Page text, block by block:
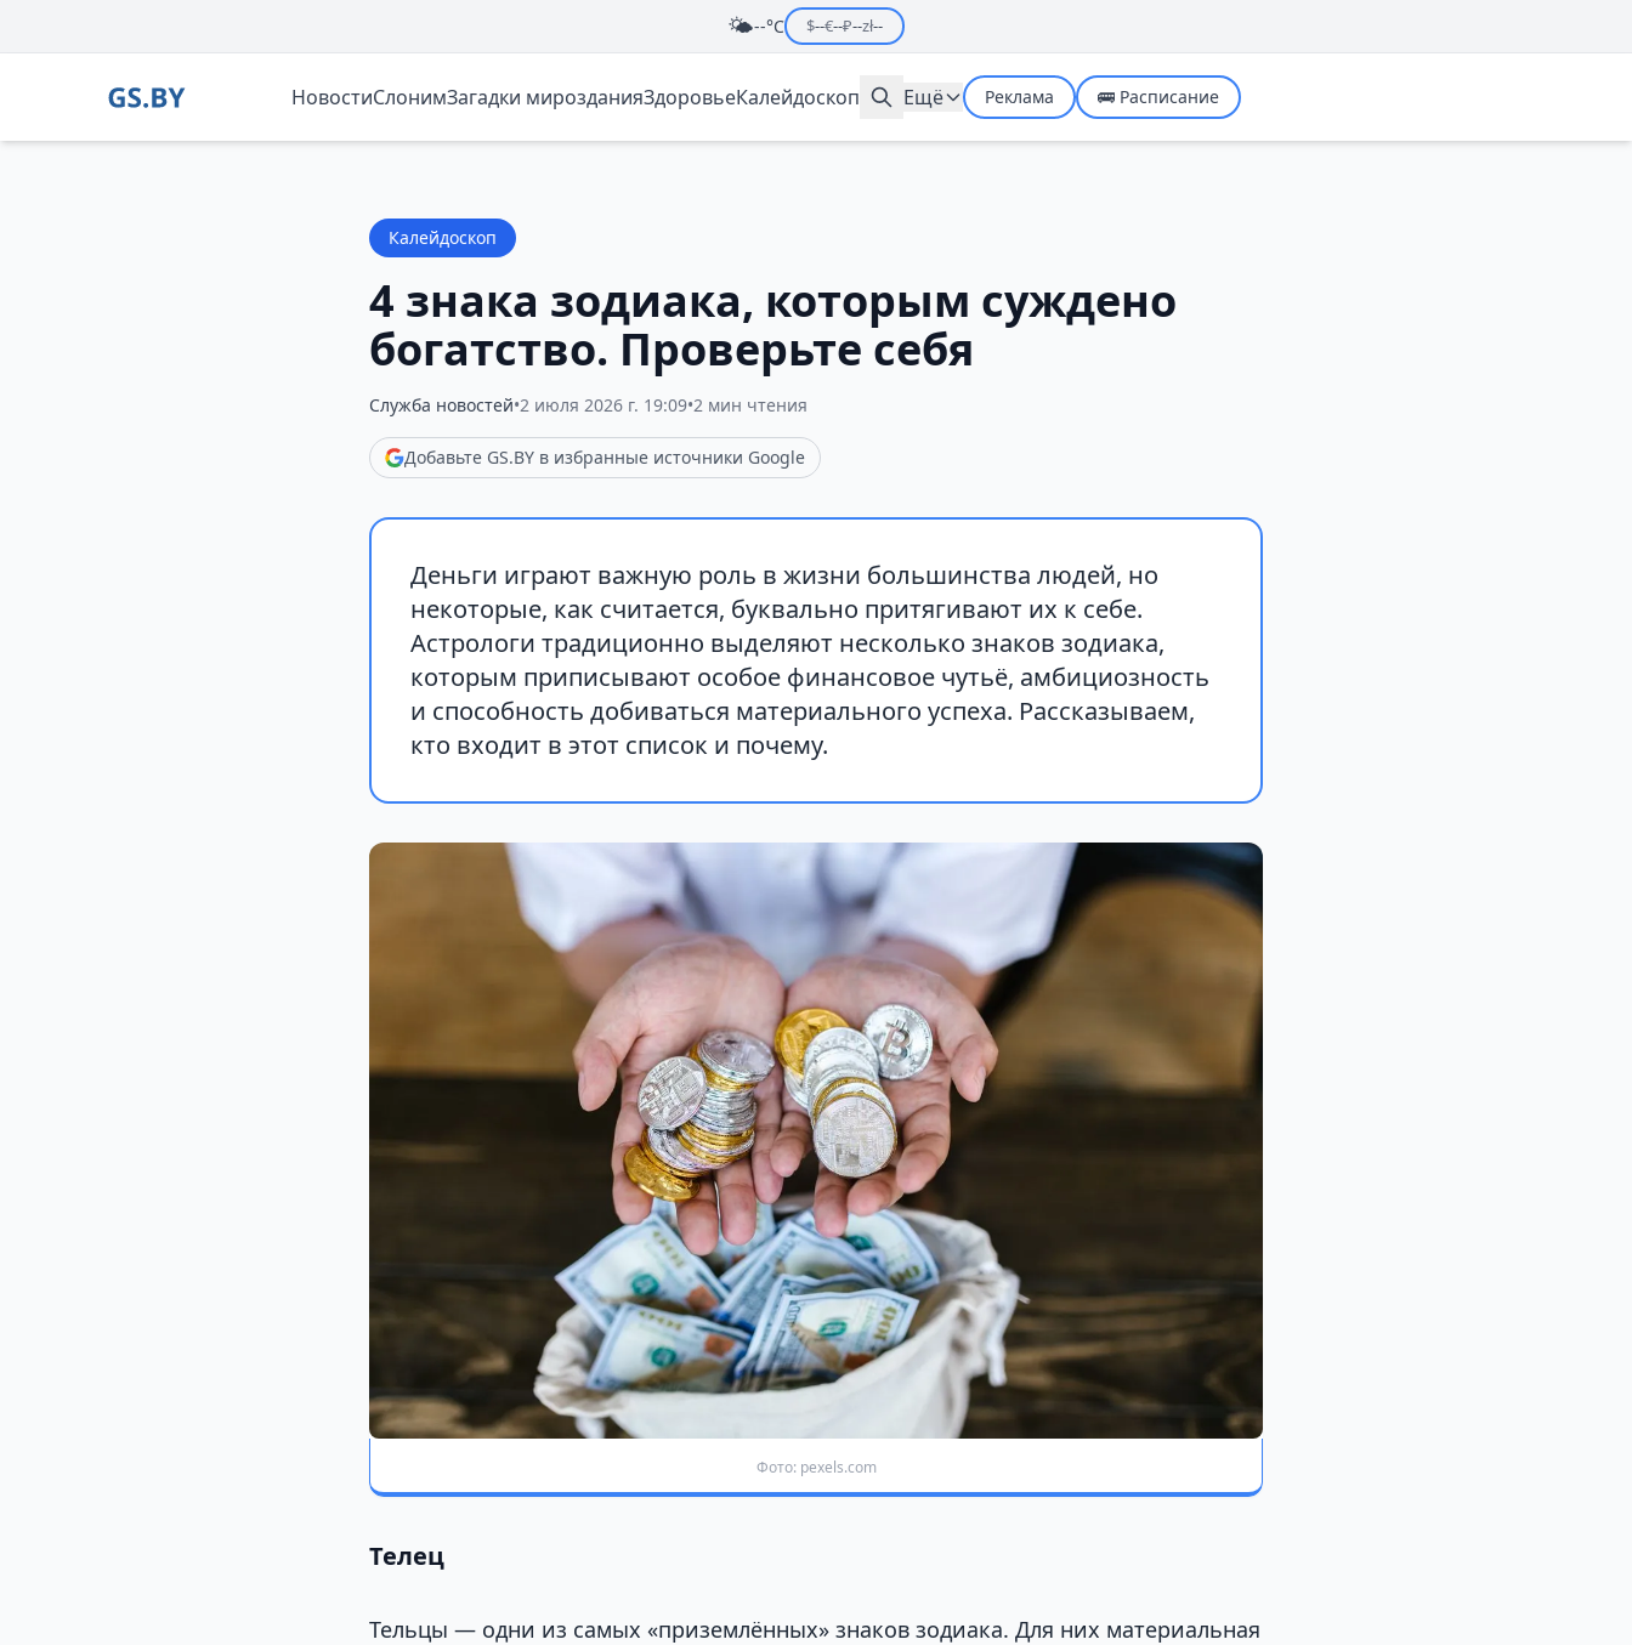
🌤️--°C $--€--₽--zł--
НовостиСлонимЗагадки мирозданияЗдоровьеКалейдоскоп Ещё Реклама 🚌 Расписание
Калейдоскоп
4 знака зодиака, которым суждено
богатство. Проверьте себя
Служба новостей•2 июля 2026 г. 19:09•2 мин чтения
Добавьте GS.BY в избранные источники Google
Деньги играют важную роль в жизни большинства людей, но
некоторые, как считается, буквально притягивают их к себе.
Астрологи традиционно выделяют несколько знаков зодиака,
которым приписывают особое финансовое чутьё, амбициозность
и способность добиваться материального успеха. Рассказываем,
кто входит в этот список и почему.
Фото: pexels.com
Телец
Тельцы — одни из самых «приземлённых» знаков зодиака. Для них материальная